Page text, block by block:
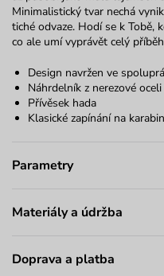
Minimalistický tvar nechá
tiché odvaze. Hodí se k Tobě,
co ale umí vyprávět celý
Design navržen ve
Náhrdelník z nerezové oceli
Přívěsek hada
Klasické zapínání na
Parametry
Materiály a údržba
Doprava a platba